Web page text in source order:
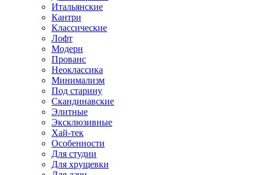
Итальянские
Кантри
Классические
Лофт
Модерн
Прованс
Неоклассика
Минимализм
Под старину
Скандинавские
Элитные
Эксклюзивные
Хай-тек
Особенности
Для студии
Для хрущевки